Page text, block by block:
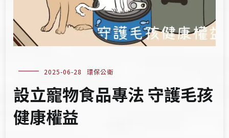
2025-06-28 環保公衛
設立寵物食品專法 守護毛孩
健康權益